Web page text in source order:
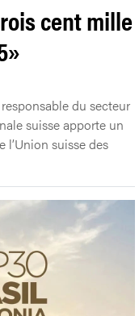
cent mille
du secteur
suisse apporte un
l’Union suisse des